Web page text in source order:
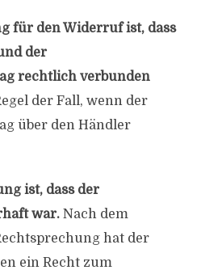
für den Widerruf ist, dass
der
rechtlich verbunden
der Fall, wenn der
über den Händler
ist, dass der
war.Nach dem
hat der
ein Recht zum